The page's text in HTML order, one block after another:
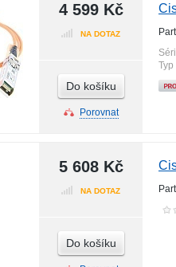
4 599 Kč
NA DOTAZ
Do košíku
Porovnat
5 608 Kč
NA DOTAZ
Do košíku